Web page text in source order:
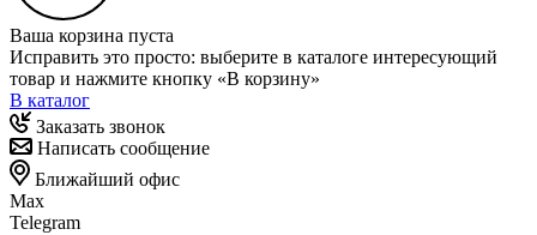
Ваша корзина пуста
Исправить это просто: выберите в каталоге интересующий
товар и нажмите кнопку «В корзину»
В каталог
Заказать звонок
Написать сообщение
Ближайший офис
Max
Telegram